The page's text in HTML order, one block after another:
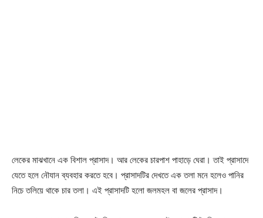
লেকের মাঝখানে এক বিশাল প্রাসাদ। আর লেকের চারপাশ পাহাড়ে ঘেরা। তাই প্রাসাদে
যেতে হলে নৌযান ব্যবহার করতে হবে। প্রাসাদটির দেখতে এক তলা মনে হলেও পানির
নিচে তলিয়ে থাকে চার তলা। এই প্রাসাদটি হলো জলমহল বা জলের প্রাসাদ।